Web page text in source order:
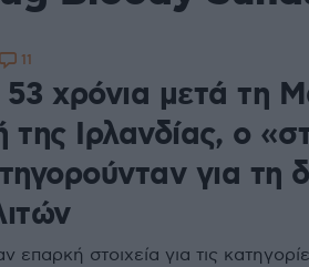
χρόνια μετά τη
της Ιρλανδίας, ο
για τη
επαρκή στοιχεία για τις
11